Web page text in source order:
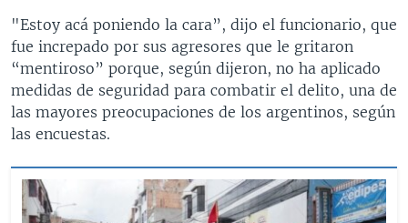
"Estoy acá poniendo la cara”, dijo el funcionario, que
fue increpado por sus agresores que le gritaron
“mentiroso” porque, según dijeron, no ha aplicado
medidas de seguridad para combatir el delito, una de
las mayores preocupaciones de los argentinos, según
las encuestas.